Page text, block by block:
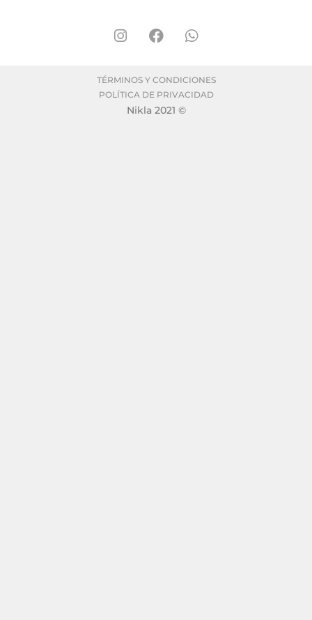
TÉRMINOS Y CONDICIONES
POLÍTICA DE PRIVACIDAD
Nikla 2021 ©